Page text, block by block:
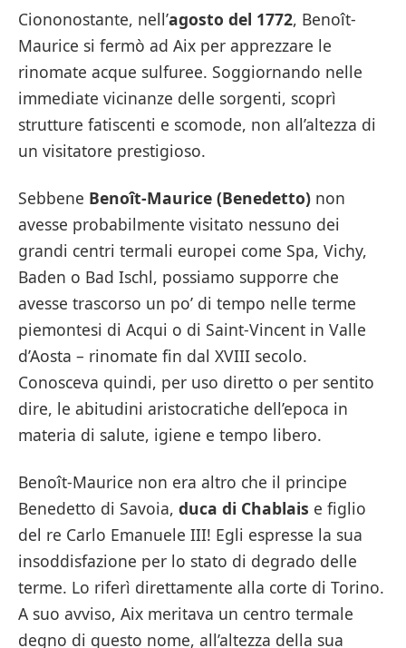
Ciononostante, nell’agosto del 1772, Benoît-
Maurice si fermò ad Aix per apprezzare le
rinomate acque sulfuree. Soggiornando nelle
immediate vicinanze delle sorgenti, scoprì
strutture fatiscenti e scomode, non all’altezza di
un visitatore prestigioso.
Sebbene Benoît-Maurice (Benedetto) non
avesse probabilmente visitato nessuno dei
grandi centri termali europei come Spa, Vichy,
Baden o Bad Ischl, possiamo supporre che
avesse trascorso un po’ di tempo nelle terme
piemontesi di Acqui o di Saint-Vincent in Valle
d’Aosta – rinomate fin dal XVIII secolo.
Conosceva quindi, per uso diretto o per sentito
dire, le abitudini aristocratiche dell’epoca in
materia di salute, igiene e tempo libero.
Benoît-Maurice non era altro che il principe
Benedetto di Savoia, duca di Chablais e figlio
del re Carlo Emanuele III! Egli espresse la sua
insoddisfazione per lo stato di degrado delle
terme. Lo riferì direttamente alla corte di Torino.
A suo avviso, Aix meritava un centro termale
degno di questo nome, all’altezza della sua